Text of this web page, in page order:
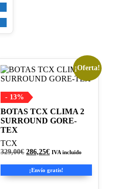
¡Oferta!
- 13%
BOTAS TCX CLIMA 2
SURROUND GORE-
TEX
TCX
329,00€ El
original
era:
286,25€El
actual
es:
IVA incluido
¡Envío gratis!
Este
producto
múltiples
variantes.
Las
opciones
se
pueden
elegir
página